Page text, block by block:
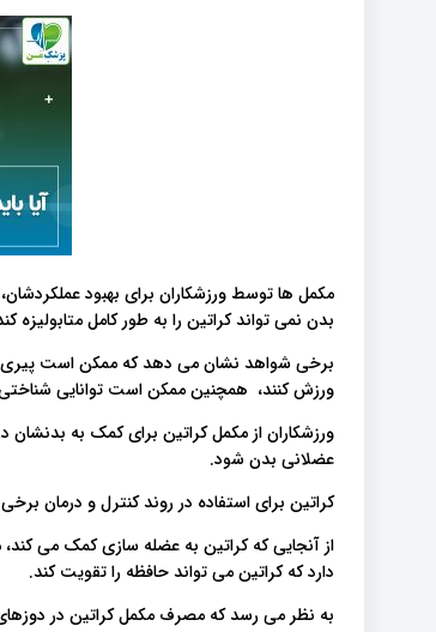
مکمل ها توسط ورزشکاران برای بهبود
بدن نمی تواند کراتین را به طور کامل متابولیزه
برخی شواهد نشان می دهد که ممکن است پیری
ورزش کنند، همچنین ممکن است توانایی شناختی
ورزشکاران از مکمل کراتین برای کمک به بدنشان
عضلانی بدن شود.
کراتین برای استفاده در روند کنترل و درمان
از آنجایی که کراتین به عضله سازی کمک می
دارد که کراتین می تواند حافظه را تقویت کند.
به نظر می رسد که مصرف مکمل کراتین در